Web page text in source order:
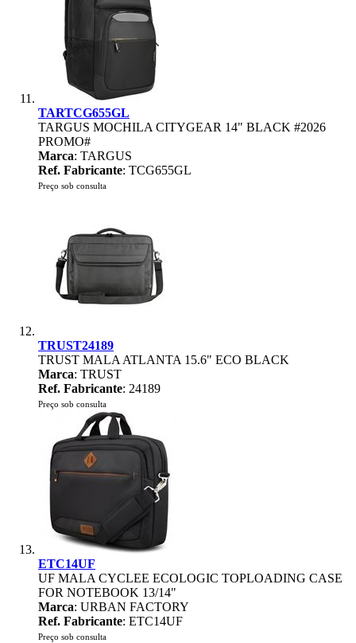
TARTCG655GL
TARGUS MOCHILA CITYGEAR 14" BLACK #2026
PROMO#
Marca: TARGUS
Ref. Fabricante: TCG655GL
Preço sob consulta
TRUST24189
TRUST MALA ATLANTA 15.6" ECO BLACK
Marca: TRUST
Ref. Fabricante: 24189
Preço sob consulta
ETC14UF
UF MALA CYCLEE ECOLOGIC TOPLOADING CASE
FOR NOTEBOOK 13/14"
Marca: URBAN FACTORY
Ref. Fabricante: ETC14UF
Preço sob consulta